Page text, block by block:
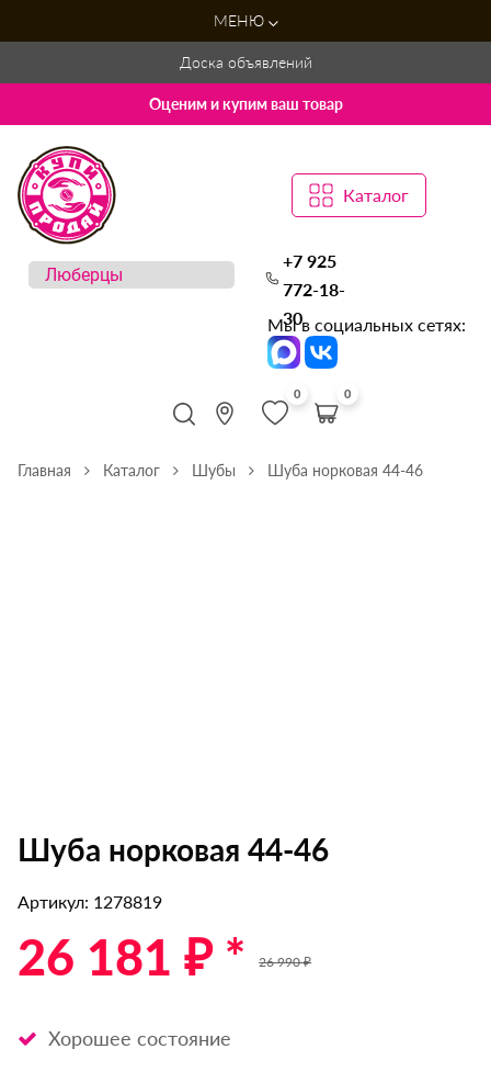
МЕНЮ
Доска объявлений
Оценим и купим ваш товар
Каталог
+7 925
772-18-
30
Мы в социальных сетях:
0 0
Главная Каталог Шубы Шуба норковая 44-46
Шуба норковая 44-46
Артикул: 1278819
26 181 ₽ * 26 990 ₽
Хорошее состояние